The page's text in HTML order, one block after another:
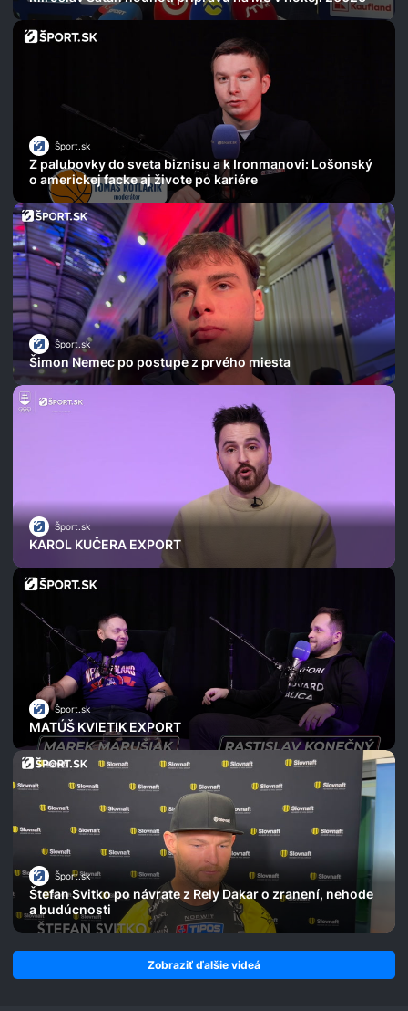
Šport.sk
Z palubovky do sveta biznisu a k Ironmanovi: Lošonský
o americkej facke aj živote po kariére
Šport.sk
Šimon Nemec po postupe z prvého miesta
Šport.sk
KAROL KUČERA EXPORT
Šport.sk
MATÚŠ KVIETIK EXPORT
Šport.sk
Štefan Svitko po návrate z Rely Dakar o zranení, nehode
a budúcnosti
Zobraziť ďalšie videá